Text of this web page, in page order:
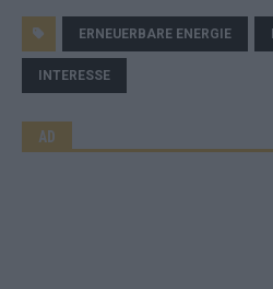
ERNEUERBARE ENERGIE
INTERESSE
AD